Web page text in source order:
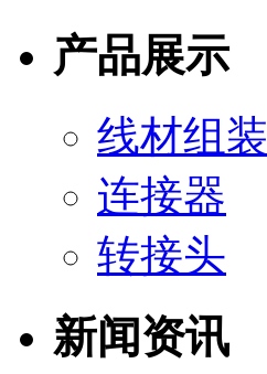
产品展示
线材组装
连接器
转接头
新闻资讯